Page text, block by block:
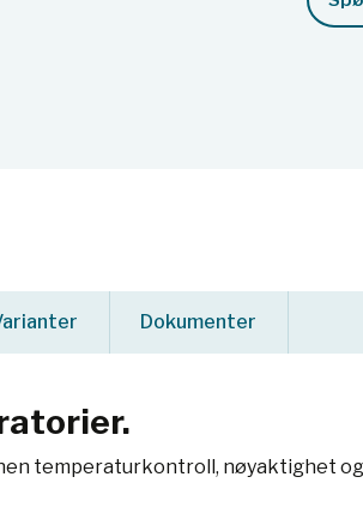
Dokumenter
temperaturkontroll, nøyaktighet